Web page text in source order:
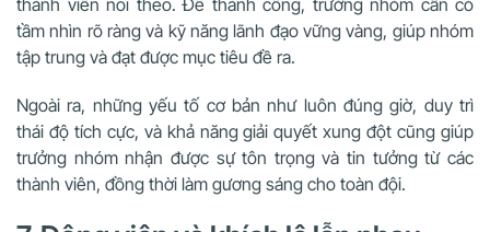
thành viên noi theo. Để thành công, trưởng nhóm cần có
tầm nhìn rõ ràng và kỹ năng lãnh đạo vững vàng, giúp nhóm
tập trung và đạt được mục tiêu đề ra.
Ngoài ra, những yếu tố cơ bản như luôn đúng giờ, duy trì
thái độ tích cực, và khả năng giải quyết xung đột cũng giúp
trưởng nhóm nhận được sự tôn trọng và tin tưởng từ các
thành viên, đồng thời làm gương sáng cho toàn đội.